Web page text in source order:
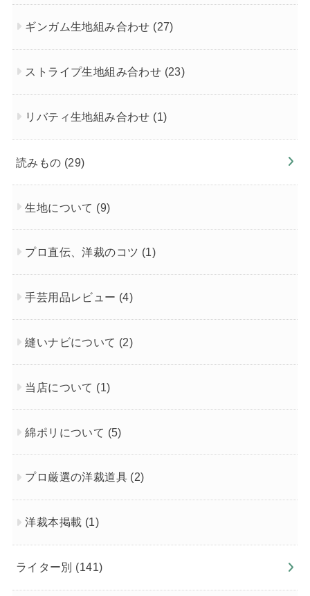
ギンガム生地組み合わせ (27)
ストライプ生地組み合わせ (23)
リバティ生地組み合わせ (1)
読みもの (29)
生地について (9)
プロ直伝、洋裁のコツ (1)
手芸用品レビュー (4)
縫いナビについて (2)
当店について (1)
綿ポリについて (5)
プロ厳選の洋裁道具 (2)
洋裁本掲載 (1)
ライター別 (141)